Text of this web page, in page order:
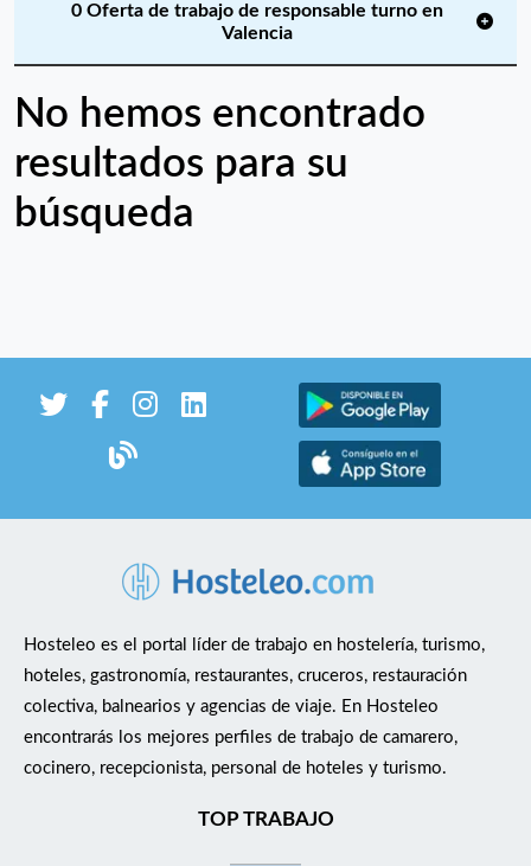
0 Oferta de trabajo de responsable turno en
Valencia
No hemos encontrado
resultados para su
búsqueda
Hosteleo es el portal líder de trabajo en hostelería, turismo,
hoteles, gastronomía, restaurantes, cruceros, restauración
colectiva, balnearios y agencias de viaje. En Hosteleo
encontrarás los mejores perfiles de trabajo de camarero,
cocinero, recepcionista, personal de hoteles y turismo.
TOP TRABAJO